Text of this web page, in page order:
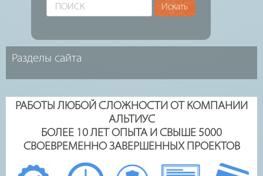
Искать... Искать
РАБОТЫ ЛЮБОЙ СЛОЖНОСТИ ОТ КОМПАНИИ
АЛЬТИУС
БОЛЕЕ 10 ЛЕТ ОПЫТА И СВЫШЕ 5000
СВОЕВРЕМЕННО ЗАВЕРШЕННЫХ ПРОЕКТОВ